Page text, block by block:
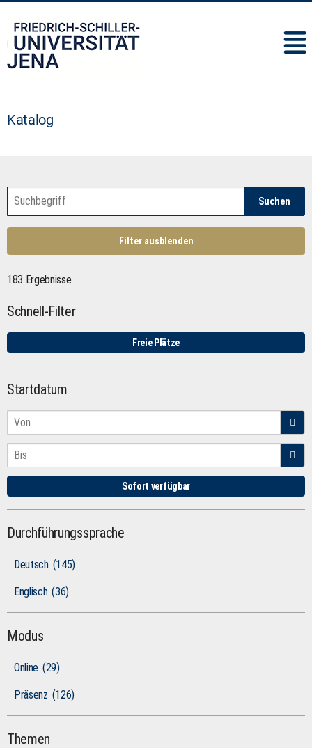
Katalog
Suchen
Filter ausblenden
183 Ergebnisse
Schnell-Filter
Freie Plätze
Startdatum
Sofort verfügbar
Durchführungssprache
Deutsch (145)
Englisch (36)
Modus
Online (29)
Präsenz (126)
Themen